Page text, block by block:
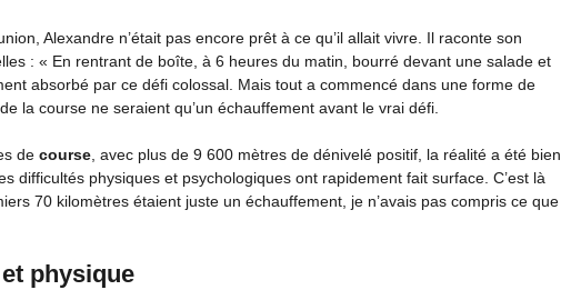
Alexandre n’était pas encore prêt à ce qu’il allait vivre. Il raconte son
: « En rentrant de boîte, à 6 heures du matin, bourré devant une salade et
absorbé par ce défi colossal. Mais tout a commencé dans une forme de
la course ne seraient qu’un échauffement avant le vrai défi.
de course, avec plus de 9 600 mètres de dénivelé positif, la réalité a été bien
difficultés physiques et psychologiques ont rapidement fait surface. C’est là
70 kilomètres étaient juste un échauffement, je n’avais pas compris ce que
physique